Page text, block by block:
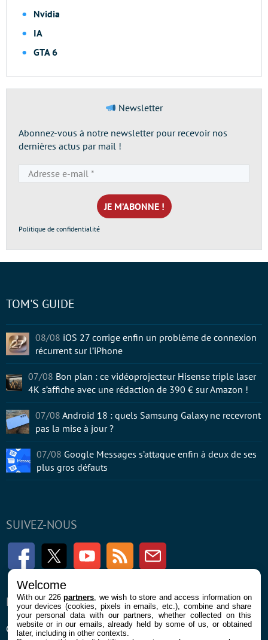
Nvidia
IA
GTA 6
Newsletter
Abonnez-vous à notre newsletter pour recevoir nos
dernières actus par mail !
e-
mail
*
Politique de confidentialité
SUIVEZ-NOUS
FacebookTwitter Youtube RSS Newsletter
ENTREPRISE
Confidentialité et Cookies
À PROPOS
Contact
TOM'S GUIDE
08/08 iOS 27 corrige enfin un problème de connexion
récurrent sur l’iPhone
07/08 Bon plan : ce vidéoprojecteur Hisense triple laser
4K s’affiche avec une rédaction de 390 € sur Amazon !
07/08 Android 18 : quels Samsung Galaxy ne recevront
pas la mise à jour ?
07/08 Google Messages s’attaque enfin à deux de ses
plus gros défauts
Welcome
With our 226partners , we wish to store and access information on
your devices (cookies, pixels in emails, etc.), combine and share
your personal data with our partners, whether collected on this
website or in our emails, already held by some of us, or obtained
later, including in other contexts.